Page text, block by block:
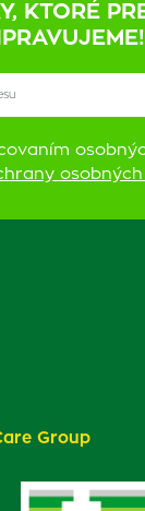
KTORÉ
Group